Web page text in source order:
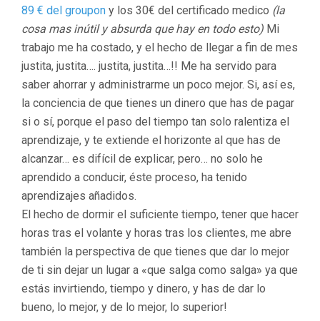
89 € del groupon y los 30€ del certificado medico (la
cosa mas inútil y absurda que hay en todo esto) Mi
trabajo me ha costado, y el hecho de llegar a fin de mes
justita, justita…. justita, justita…!! Me ha servido para
saber ahorrar y administrarme un poco mejor. Si, así es,
la conciencia de que tienes un dinero que has de pagar
si o sí, porque el paso del tiempo tan solo ralentiza el
aprendizaje, y te extiende el horizonte al que has de
alcanzar… es difícil de explicar, pero… no solo he
aprendido a conducir, éste proceso, ha tenido
aprendizajes añadidos.
El hecho de dormir el suficiente tiempo, tener que hacer
horas tras el volante y horas tras los clientes, me abre
también la perspectiva de que tienes que dar lo mejor
de ti sin dejar un lugar a «que salga como salga» ya que
estás invirtiendo, tiempo y dinero, y has de dar lo
bueno, lo mejor, y de lo mejor, lo superior!